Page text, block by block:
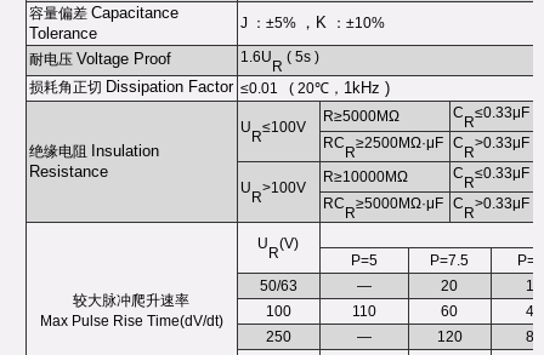
容量偏差 Capacitance
Tolerance
J ： ±5% ， K ： ±10%
耐电压 Voltage Proof 1.6U
R
( 5s )
损耗角正切 Dissipation Factor ≤0.01 ( 20℃， 1kHz )
绝缘电阻
Insulation
Resistance
U
R
≤100V
R≥5000MΩ C
R
≤0.33μF
RC
R
≥2500MΩ·μF C
R
>0.33μF
U
R
>100V
R≥10000MΩ C
R
≤0.33μF
RC
R
≥5000MΩ·μF C
R
>0.33μF
较大脉冲爬升速率
Max Pulse Rise Time(dV/dt)
U
R
(V)
P=5
P=7.5
50/63
— 20
15
100
110 60
40
250
— 120
80